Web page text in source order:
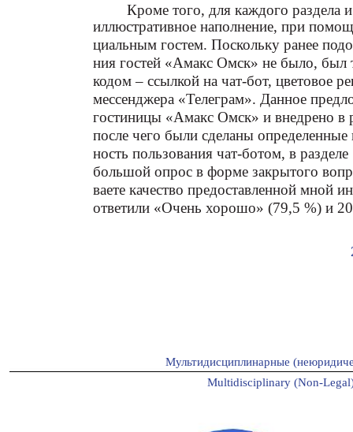
Кроме того, для каждого раздела
иллюстративное наполнение, при
циальным гостем. Поскольку ранее
ния гостей «Амакс Омск» не было, был
кодом – ссылкой на чат-бот, цветовое
мессенджера «Телеграм». Данное
гостиницы «Амакс Омск» и внедрено в
после чего были сделаны
ность пользования чат-ботом, в
большой опрос в форме закрытого
ваете качество предоставленной мной
ответили «Очень хорошо» (79,5 %) и
Мультидисциплинарные
Multidisciplinary (Non-